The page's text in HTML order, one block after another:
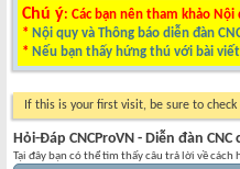
Chú ý: Các bạn nên tham khảo
* Nội quy và Thông báo diễn đàn
* Nếu bạn thấy hứng thú với bài
If this is your first visit, be sure to
Hỏi-Đáp CNCProVN - Diễn đàn
Tại đây bạn có thể tìm thấy câu trả lời về